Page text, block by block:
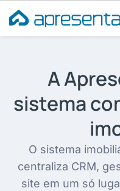
para
o
A
sistema
O sistema
centraliza CRM,
site em um só